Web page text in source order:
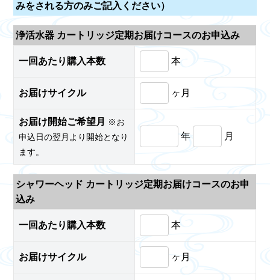
みをされる方のみご記入ください）
浄活水器 カートリッジ定期お届けコースのお申込み
一回あたり購入本数 本
お届けサイクル ヶ月
お届け開始ご希望月
※お
申込日の翌月より開始となり
ます。
年 月
シャワーヘッド カートリッジ定期お届けコースのお申
込み
一回あたり購入本数 本
お届けサイクル ヶ月